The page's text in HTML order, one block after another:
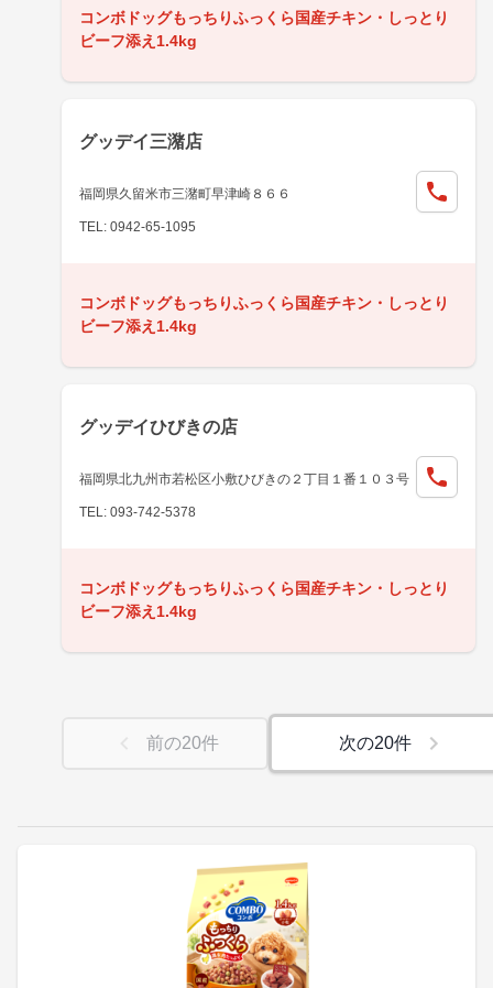
コンボドッグもっちりふっくら国産チキン・しっとり
ビーフ添え1.4kg
グッデイ三潴店
福岡県久留米市三潴町早津崎８６６
TEL: 0942-65-1095
コンボドッグもっちりふっくら国産チキン・しっとり
ビーフ添え1.4kg
グッデイひびきの店
福岡県北九州市若松区小敷ひびきの２丁目１番１０３号
TEL: 093-742-5378
コンボドッグもっちりふっくら国産チキン・しっとり
ビーフ添え1.4kg
前の20件 次の20件